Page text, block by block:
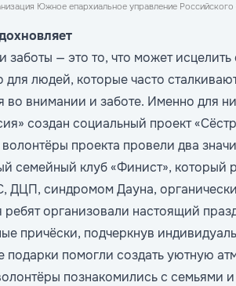
Южное епархиальное управление
— это то, что может
людей, которые часто
во внимании и заботе. Именно для
создан социальный проект
проекта провели два
семейный клуб «Финист», который
ДЦП, синдромом Дауна,
организовали настоящий
причёски, подчеркнув
подарки помогли создать уютную
познакомились с семьями